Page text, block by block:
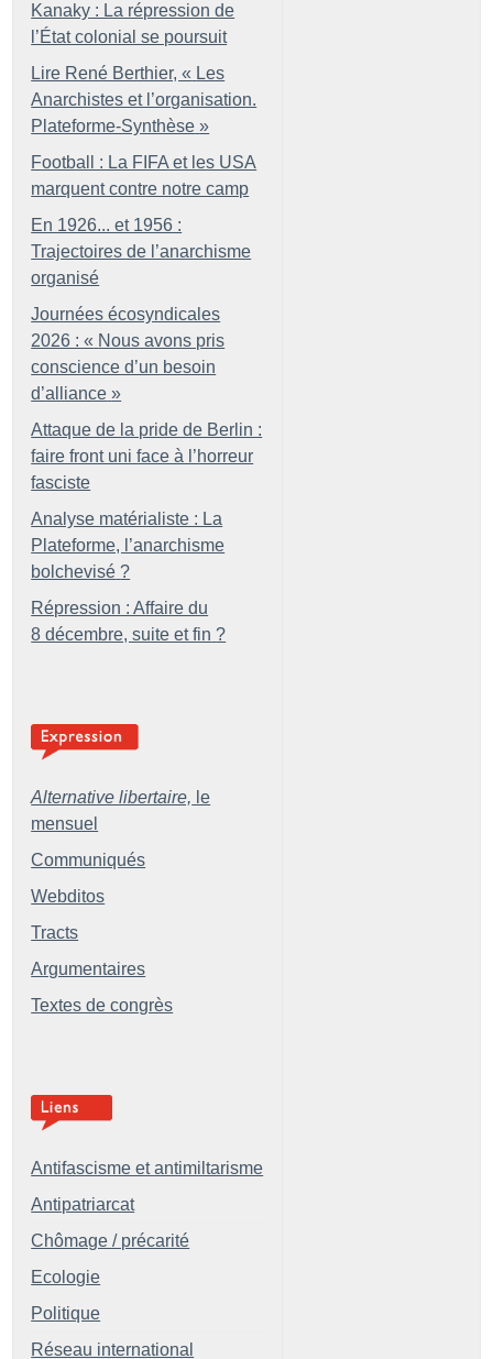
Kanaky : La répression de
l’État colonial se poursuit
Lire René Berthier, « Les
Anarchistes et l’organisation.
Plateforme-Synthèse »
Football : La FIFA et les USA
marquent contre notre camp
En 1926... et 1956 :
Trajectoires de l’anarchisme
organisé
Journées écosyndicales
2026 : « Nous avons pris
conscience d’un besoin
d’alliance »
Attaque de la pride de Berlin :
faire front uni face à l’horreur
fasciste
Analyse matérialiste : La
Plateforme, l’anarchisme
bolchevisé ?
Répression : Affaire du
8 décembre, suite et fin ?
Alternative libertaire, le
mensuel
Communiqués
Webditos
Tracts
Argumentaires
Textes de congrès
Antifascisme et antimiltarisme
Antipatriarcat
Chômage / précarité
Ecologie
Politique
Réseau international